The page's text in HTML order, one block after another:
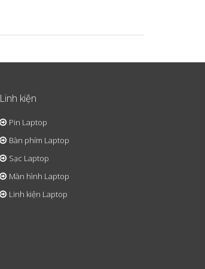
Linh kiện
Pin Laptop
Bàn phím Laptop
Sạc Laptop
Màn hình Laptop
Linh kiện Laptop